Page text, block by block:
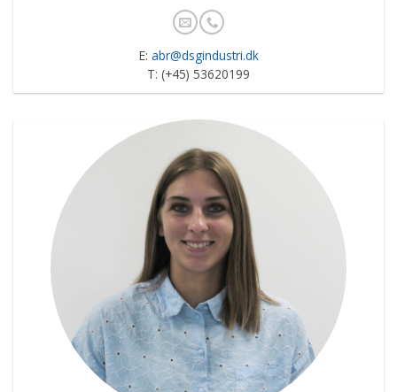
E: abr@dsgindustri.dk
T: (+45) 53620199